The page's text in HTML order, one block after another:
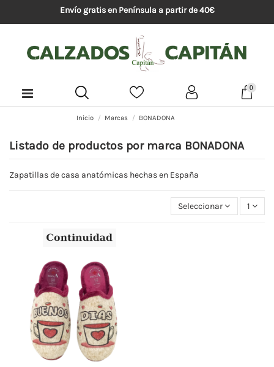
Envío gratis en Península a partir de 40€
0
Inicio Marcas BONADONA
Listado de productos por marca BONADONA
Zapatillas de casa anatómicas hechas en España
Seleccionar 1